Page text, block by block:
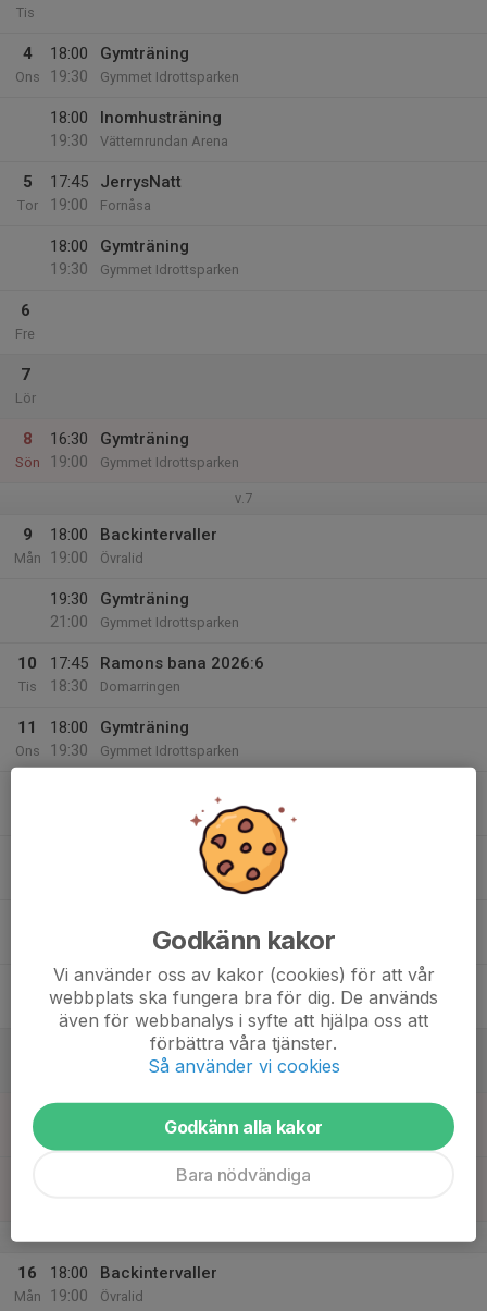
Tis
4
Ons
18:00
19:30
Gymträning
Gymmet Idrottsparken
18:00
19:30
Inomhusträning
Vätternrundan Arena
5
Tor
17:45
19:00
JerrysNatt
Fornåsa
18:00
19:30
Gymträning
Gymmet Idrottsparken
6
Fre
7
Lör
8
Sön
16:30
19:00
Gymträning
Gymmet Idrottsparken
v.7
9
Mån
18:00
19:00
Backintervaller
Övralid
19:30
21:00
Gymträning
Gymmet Idrottsparken
10
Tis
17:45
18:30
Ramons bana 2026:6
Domarringen
11
Ons
18:00
19:30
Gymträning
Gymmet Idrottsparken
Skolgårda Skola
Gymmet Idrottsparken
Fålehagsstugan
15
Sön Stadsgränsen, Ödeby
Gymträning
16
Mån
18:00
19:00
Backintervaller
Övralid
Godkänn kakor
Vi använder oss av kakor (cookies) för att vår
webbplats ska fungera bra för dig. De används
även för webbanalys i syfte att hjälpa oss att
förbättra våra tjänster.
Så använder vi cookies
Godkänn alla kakor
Bara nödvändiga